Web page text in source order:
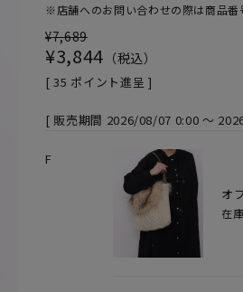
※店舗へのお問い合わせの際は商品番
¥7,689
¥3,844 税込
[ 35 ポイント進呈 ]
販売期間 2026/08/07 0:00 〜
F
オ
在